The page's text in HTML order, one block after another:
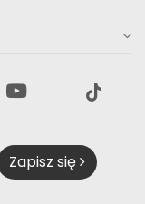
Zapisz się